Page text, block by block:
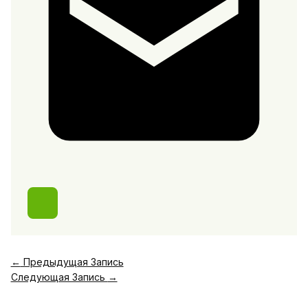
← Предыдущая Запись
Следующая Запись →